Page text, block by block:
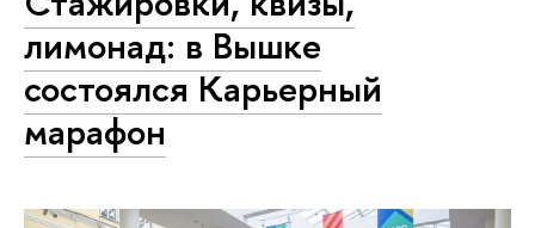
лимонад: в Вышке
состоялся Карьерный
марафон